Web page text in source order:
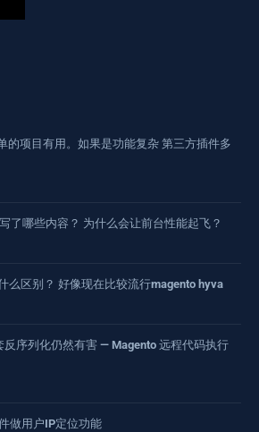
的项目有用。如果是功能复杂 第三方插件多
了哪些内容？ 为什么会让前台性能起飞？
么区别？ 好像现在比较流行magento hyva
序列化仍然有害 — Magento 远程代码执行
做用户IP定位功能